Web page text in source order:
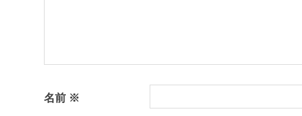
住
島
名前 ※